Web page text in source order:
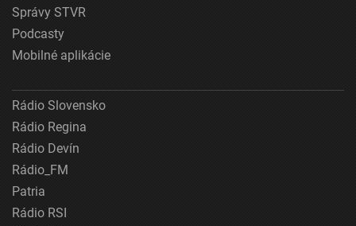
Správy STVR
Podcasty
Mobilné aplikácie
Rádio Slovensko
Rádio Regina
Rádio Devín
Rádio_FM
Patria
Rádio RSI